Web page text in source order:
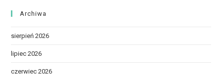
Archiwa
sierpień 2026
lipiec 2026
czerwiec 2026